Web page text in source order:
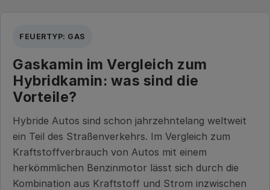
FEUERTYP: GAS
Gaskamin im Vergleich zum
Hybridkamin: was sind die
Vorteile?
Hybride Autos sind schon jahrzehntelang weltweit
ein Teil des Straßenverkehrs. Im Vergleich zum
Kraftstoffverbrauch von Autos mit einem
herkömmlichen Benzinmotor lässt sich durch die
Kombination aus Kraftstoff und Strom inzwischen